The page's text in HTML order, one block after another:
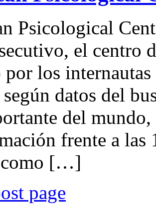
Psicological
el centro
por los
datos del
del
frente a las
como […]
page